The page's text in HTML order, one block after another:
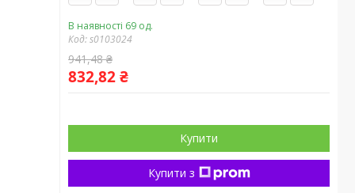
В наявності 69 од.
Код:s0103024
941,48 ₴
832,82 ₴
Купити
Купити з